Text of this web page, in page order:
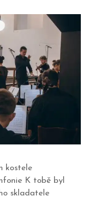
kostele
K tobě byl
skladatele